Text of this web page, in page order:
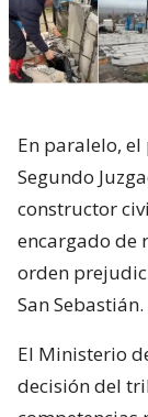
En paralelo, el
constructor
encargado de